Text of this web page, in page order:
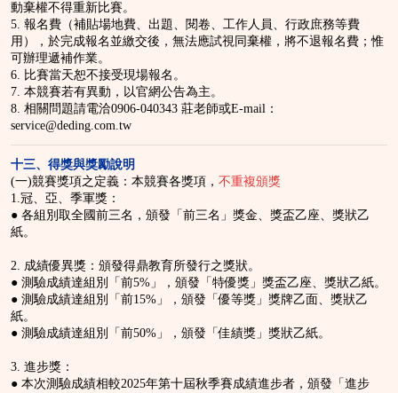
動棄權不得重新比賽。
5. 報名費（補貼場地費、出題、閱卷、工作人員、行政庶務等費
用），於完成報名並繳交後，無法應試視同棄權，將不退報名費；惟
可辦理遞補作業。
6. 比賽當天恕不接受現場報名。
7. 本競賽若有異動，以官網公告為主。
8. 相關問題請電洽0906-040343 莊老師或E-mail：
service@deding.com.tw
十三、得獎與獎勵說明
(一)競賽獎項之定義：本競賽各獎項， 不重複頒獎
1.冠、亞、季軍獎：
● 各組別取全國前三名，頒發「前三名」獎金、獎盃乙座、獎狀乙
紙。
2. 成績優異獎：頒發得鼎教育所發行之獎狀。
● 測驗成績達組別「前5%」，頒發「特優獎」獎盃乙座、獎狀乙紙。
● 測驗成績達組別「前15%」，頒發「優等獎」獎牌乙面、獎狀乙
紙。
● 測驗成績達組別「前50%」，頒發「佳績獎」獎狀乙紙。
3. 進步獎：
● 本次測驗成績相較2025年第十屆秋季賽成績進步者，頒發「進步